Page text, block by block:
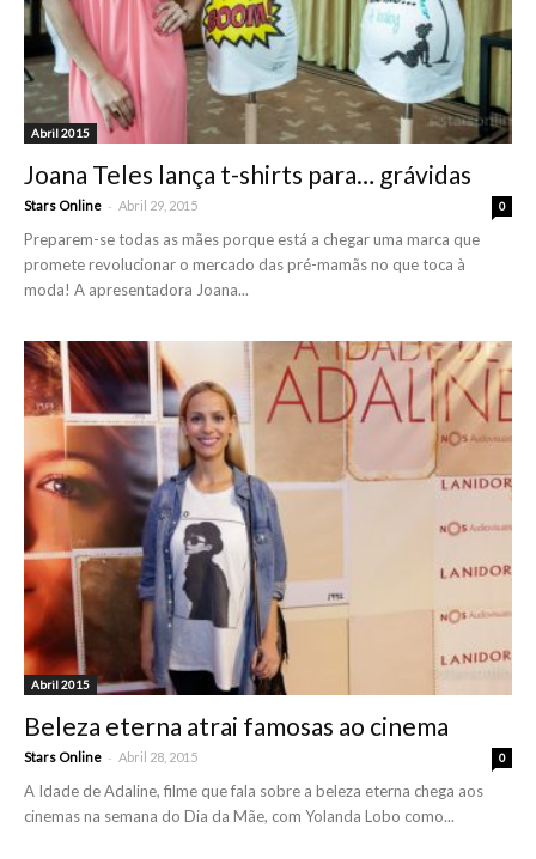
Abril 2015
Joana Teles lança t-shirts para… grávidas
Stars Online - Abril 29, 2015 0
Preparem-se todas as mães porque está a chegar uma marca que
promete revolucionar o mercado das pré-mamãs no que toca à
moda! A apresentadora Joana...
Abril 2015
Beleza eterna atrai famosas ao cinema
Stars Online - Abril 28, 2015 0
A Idade de Adaline, filme que fala sobre a beleza eterna chega aos
cinemas na semana do Dia da Mãe, com Yolanda Lobo como...